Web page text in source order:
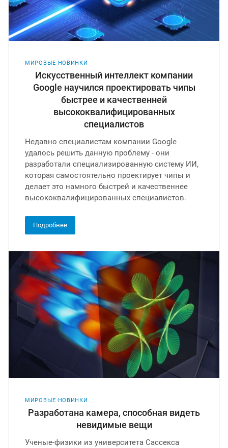
МИРОВЫЕ НОВИНКИ
Искусственный интеллект компании
Google научился проектировать чипы
быстрее и качественней
высококвалифицированных
специалистов
Недавно специалистам компании Google
удалось решить данную проблему - они
разработали специализированную систему ИИ,
которая самостоятельно проектирует чипы и
делает это намного быстрей и качественнее
высококвалифицированных специалистов.
Подробнее
МИРОВЫЕ НОВИНКИ
Разработана камера, способная видеть
невидимые вещи
Ученые-физики из университета Сассекса